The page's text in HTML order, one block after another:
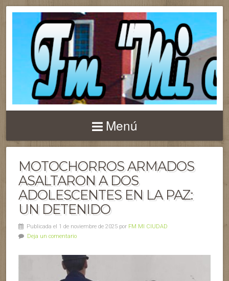
Menú
MOTOCHORROS ARMADOS
ASALTARON A DOS
ADOLESCENTES EN LA PAZ:
UN DETENIDO
Publicada el 1 de noviembre de 2025 por FM MI CIUDAD
Deja un comentario